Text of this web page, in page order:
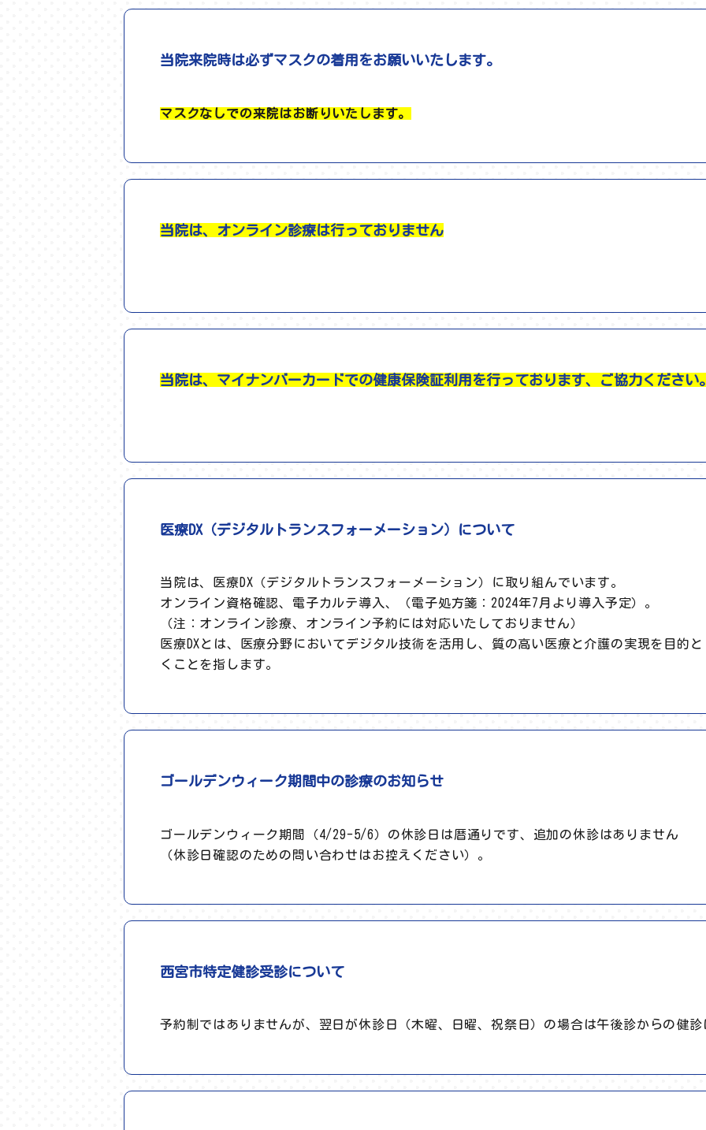
当院来院時は必ずマスクの着用をお願いいたします。
マスクなしでの来院はお断りいたします。
当院は、オンライン診療は行っておりません
当院は、マイナンバーカードでの健康保険証利用を行っております、ご協力ください
医療DX（デジタルトランスフォーメーション）について
当院は、医療DX（デジタルトランスフォーメーション）に取り組んでいます。
オンライン資格確認、電子カルテ導入、（電子処方箋：2024年7月より導入予定）。
（注：オンライン診療、オンライン予約には対応いたしておりません）
医療DXとは、医療分野においてデジタル技術を活用し、質の高い医療と介護の実現を目的
くことを指します。
ゴールデンウィーク期間中の診療のお知らせ
ゴールデンウィーク期間（4/29-5/6）の休診日は暦通りです、追加の休診はありません
（休診日確認のための問い合わせはお控えください）。
西宮市特定健診受診について
予約制ではありませんが、翌日が休診日（木曜、日曜、祝祭日）の場合は午後診からの健